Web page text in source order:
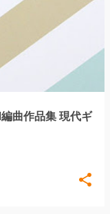
曲作品集 現代ギ